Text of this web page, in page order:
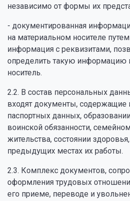
независимо от формы их
- документированная
на материальном носителе
информация с реквизитами,
определить такую информацию
носитель.
2.2. В состав персональных
входят документы,
паспортных данных,
воинской обязанности,
жительства, состоянии
предыдущих местах их работы.
2.3. Комплекс документов,
оформления трудовых
его приеме, переводе и